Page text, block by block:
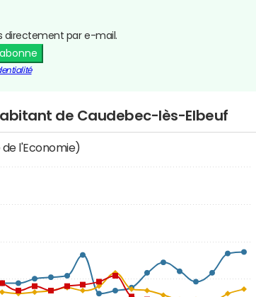
directement par e-mail.
de Caudebec-lès-Elbeuf
de l'Economie)